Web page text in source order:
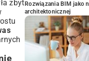
zbyt Rozwiązania BIM jako
architektonicznej